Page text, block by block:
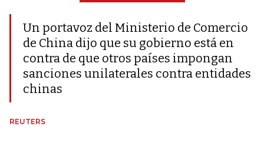
Un portavoz del Ministerio de Comercio
de China dijo que su gobierno está en
contra de que otros países impongan
sanciones unilaterales contra entidades
chinas
REUTERS